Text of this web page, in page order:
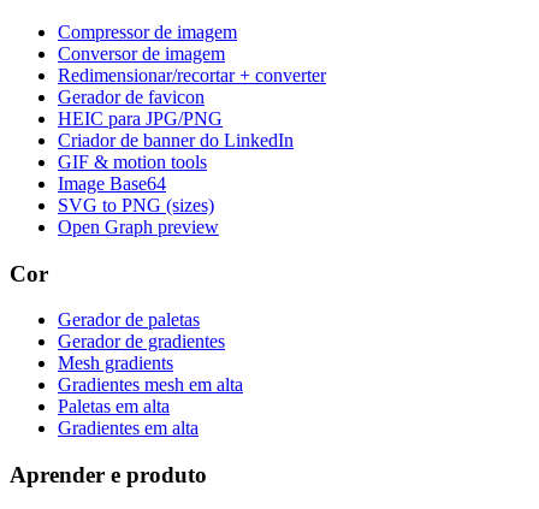
Compressor de imagem
Conversor de imagem
Redimensionar/recortar + converter
Gerador de favicon
HEIC para JPG/PNG
Criador de banner do LinkedIn
GIF & motion tools
Image Base64
SVG to PNG (sizes)
Open Graph preview
Cor
Gerador de paletas
Gerador de gradientes
Mesh gradients
Gradientes mesh em alta
Paletas em alta
Gradientes em alta
Aprender e produto